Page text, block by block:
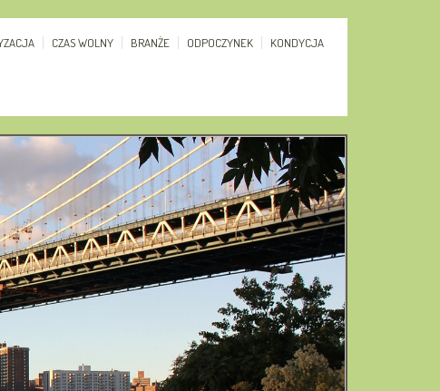
CZAS WOLNY BRANŻE ODPOCZYNEK KONDYCJA